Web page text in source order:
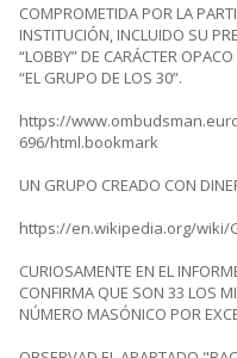
COMPROMETIDA POR LA
INSTITUCIÓN, INCLUIDO SU
“LOBBY” DE CARÁCTER
“EL GRUPO DE LOS 30”.
https://
696/html.bookmark
UN GRUPO CREADO CON
https://en.wikipedia.org/wiki/
CURIOSAMENTE EN EL
CONFIRMA QUE SON 33 LOS
NÚMERO MASÓNICO POR